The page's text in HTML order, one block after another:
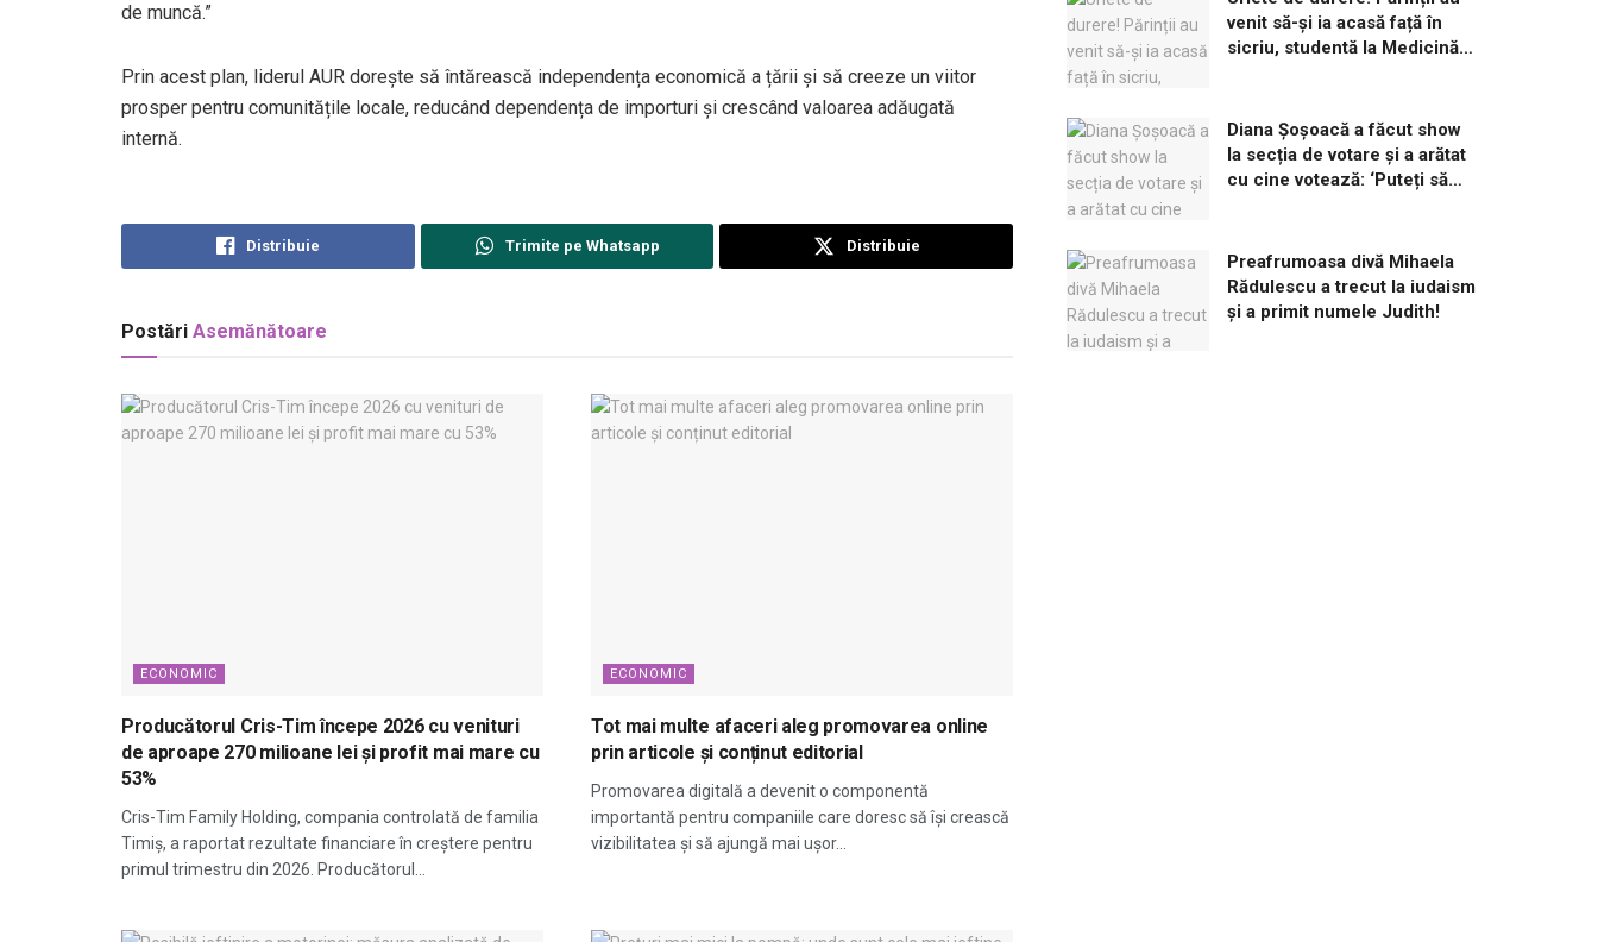
de muncă.”
Prin acest plan, liderul AUR dorește să întărească independența economică a țării și să creeze un viitor
prosper pentru comunitățile locale, reducând dependența de importuri și crescând valoarea adăugată
internă.
Distribuie Trimite pe Whatsapp Distribuie
Postări Asemănătoare
ECONOMIC
Producătorul Cris-Tim începe 2026 cu venituri
de aproape 270 milioane lei și profit mai mare cu
53%
Cris-Tim Family Holding, compania controlată de familia
Timiș, a raportat rezultate financiare în creștere pentru
primul trimestru din 2026. Producătorul...
ECONOMIC
Tot mai multe afaceri aleg promovarea online
prin articole și conținut editorial
Promovarea digitală a devenit o componentă
importantă pentru companiile care doresc să își crească
vizibilitatea și să ajungă mai ușor...
venit să-și ia acasă față în
sicriu, studentă la Medicină,
Diana Șoșoacă a făcut show
la secția de votare și a arătat
cu cine votează: ‘Puteți să
Preafrumoasa divă Mihaela
Rădulescu a trecut la iudaism
și a primit numele Judith!